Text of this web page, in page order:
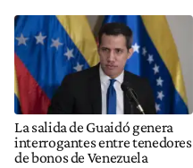
La salida de Guaidó genera
interrogantes entre tenedores
de bonos de Venezuela